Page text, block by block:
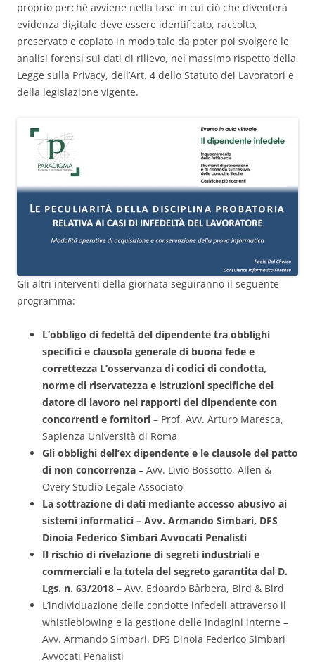
proprio perché avviene nella fase in cui ciò che diventerà
evidenza digitale deve essere identificato, raccolto,
preservato e copiato in modo tale da poter poi svolgere le
analisi forensi sui dati di rilievo, nel massimo rispetto della
Legge sulla Privacy, dell’Art. 4 dello Statuto dei Lavoratori e
della legislazione vigente.
Gli altri interventi della giornata seguiranno il seguente
programma:
L’obbligo di fedeltà del dipendente tra obblighi
specifici e clausola generale di buona fede e
correttezza L’osservanza di codici di condotta,
norme di riservatezza e istruzioni specifiche del
datore di lavoro nei rapporti del dipendente con
concorrenti e fornitori – Prof. Avv. Arturo Maresca,
Sapienza Università di Roma
Gli obblighi dell’ex dipendente e le clausole del patto
di non concorrenza – Avv. Livio Bossotto, Allen &
Overy Studio Legale Associato
La sottrazione di dati mediante accesso abusivo ai
sistemi informatici – Avv. Armando Simbari, DFS
Dinoia Federico Simbari Avvocati Penalisti
Il rischio di rivelazione di segreti industriali e
commerciali e la tutela del segreto garantita dal D.
Lgs. n. 63/2018 – Avv. Edoardo Bàrbera, Bird & Bird
L’individuazione delle condotte infedeli attraverso il
whistleblowing e la gestione delle indagini interne –
Avv. Armando Simbari. DFS Dinoia Federico Simbari
Avvocati Penalisti